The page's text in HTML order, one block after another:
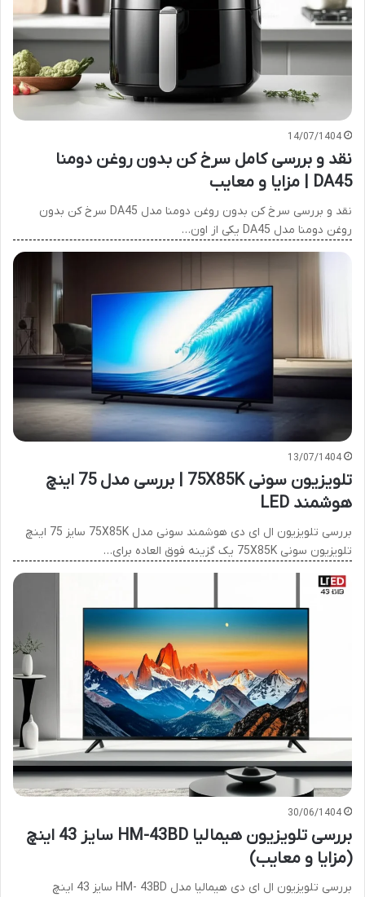
14/07/1404
نقد و بررسی کامل سرخ کن بدون روغن دومنا
DA45 | مزایا و معایب
نقد و بررسی سرخ کن بدون روغن دومنا مدل DA45 سرخ کن بدون
روغن دومنا مدل DA45 یکی از اون…
13/07/1404
تلویزیون سونی 75X85K | بررسی مدل 75 اینچ
هوشمند LED
بررسی تلویزیون ال ای دی هوشمند سونی مدل 75X85K سایز 75 اینچ
تلویزیون سونی 75X85K یک گزینه فوق العاده برای…
30/06/1404
بررسی تلویزیون هیمالیا HM-43BD سایز 43 اینچ
(مزایا و معایب)
بررسی تلویزیون ال ای دی هیمالیا مدل HM- 43BD سایز 43 اینچ